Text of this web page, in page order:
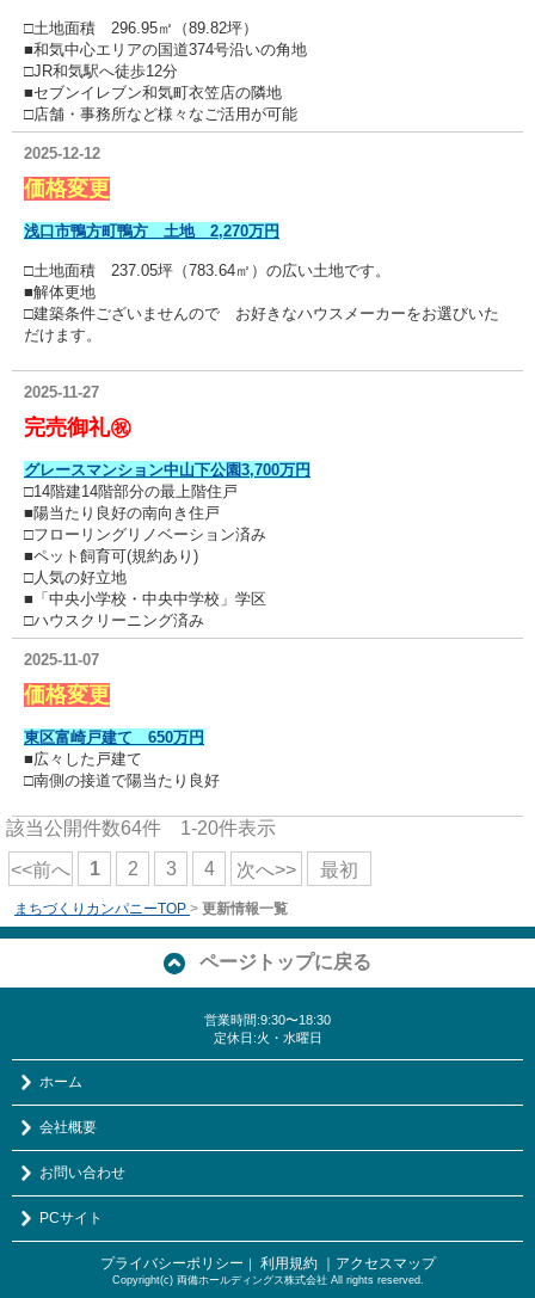
□土地面積 296.95㎡
（89.82坪）
■和気中心エリアの国道374号沿いの角地
□JR和気駅へ徒歩12分
■セブンイレブン和気町衣笠店の隣地
□店舗・事務所など様々なご活用が可能
2025-12-12
価格変更
浅口市鴨方町鴨方 土地 2,270万円
□土地面積 237.05坪（783.64㎡）の広い土地です。
■解体更地
□建築条件ございませんので お好きなハウスメーカーをお選びいた
だけます。
2025-11-27
完売御礼㊗
グレースマンション中山下公園3,700万円
□14階建14階部分の最上階住戸
■陽当たり良好の南向き住戸
□フローリングリノベーション済み
■ペット飼育可(規約あり)
□人気の好立地
■「中央小学校・中央中学校」学区
□ハウスクリーニング済み
2025-11-07
価格変更
東区富崎戸建て 650万円
■広々した戸建て
□南側の接道で陽当たり良好
該当公開件数64件 1-20件表示
<<前へ 1 2 3 4 次へ>> 最初
まちづくりカンパニーTOP > 更新情報一覧
ページトップに戻る
営業時間:9:30〜18:30
定休日:火・水曜日
ホーム
会社概要
お問い合わせ
PCサイト
プライバシーポリシー ｜ 利用規約 ｜アクセスマップ
Copyright(c) 両備ホールディングス株式会社 All rights reserved.